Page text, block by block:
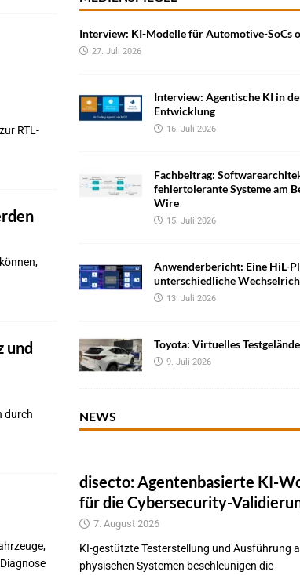
RTL-
und
durch
Interview: KI-Modelle für Automotive-SoCs
27. Juli 2026
Interview: Agentische KI in
Entwicklung
16. Juli 2026
Fachbeitrag:
fehlertolerante Systeme am
Wire
15. Juli 2026
Anwenderbericht: Eine HiL-
unterschiedliche
13. Juli 2026
Toyota: Virtuelles
9. Juli 2026
NEWS
disecto: Agentenbasierte KI-
für die Cybersecurity-
7. August 2026
KI-gestützte Testerstellung und Ausführung
physischen Systemen beschleunigen die